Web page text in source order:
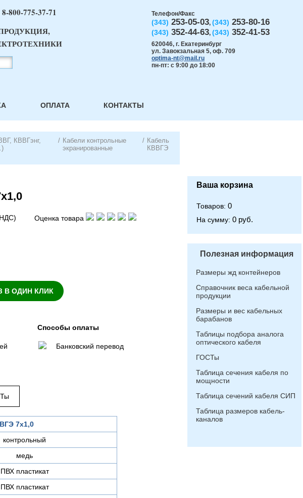
Телефон/Факс
(343) 253-05-03, (343) 253-80-16
(343) 352-44-63, (343) 352-41-53
620046, г. Екатеринбург
ул. Завокзальная 5, оф. 709
optima-nt@mail.ru
пн-пт: с 9:00 до 18:00
8-800-775-37-71
ОПЛАТА КОНТАКТЫ
КВВГэнг,
/ Кабели контрольные
экранированные
/ Кабель
КВВГЭ
Оценка товара
В ОДИН КЛИК
Способы оплаты
Банковский перевод
7х1,0
контрольный
медь
ПВХ пластикат
ПВХ пластикат
Ваша корзина
Товаров: 0
На сумму: 0 руб.
Полезная информация
Размеры жд контейнеров
Справочник веса кабельной
продукции
Размеры и вес кабельных
барабанов
Таблицы подбора аналога
оптического кабеля
ГОСТы
Таблица сечения кабеля по
мощности
Таблица сечений кабеля СИП
Таблица размеров кабель-
каналов